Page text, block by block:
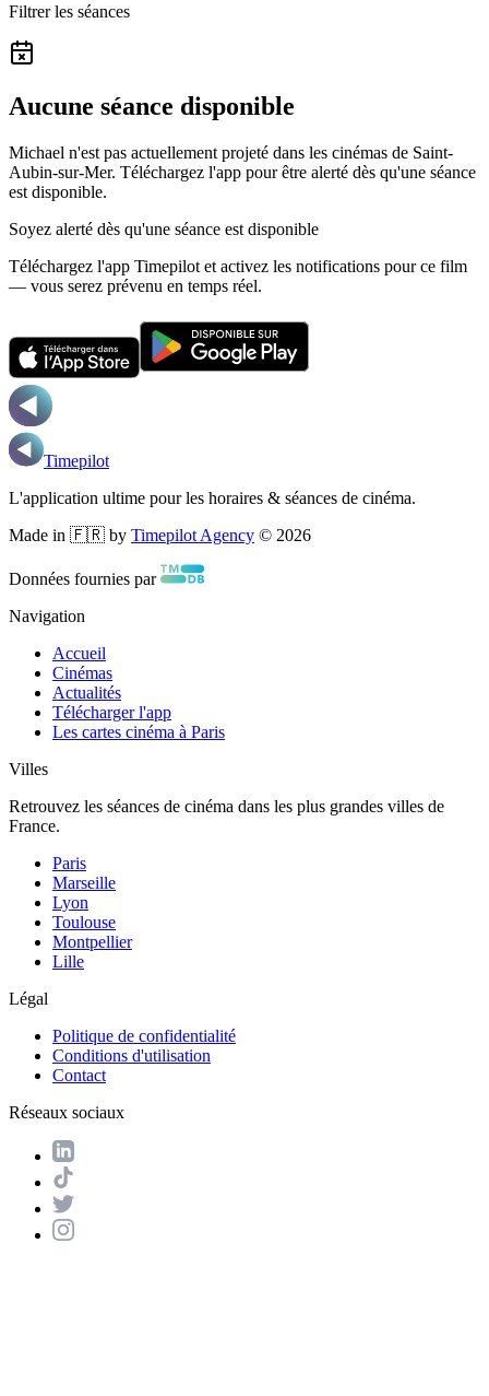
Filtrer les séances
Aucune séance disponible
Michael n'est pas actuellement projeté dans les cinémas de Saint-
Aubin-sur-Mer. Téléchargez l'app pour être alerté dès qu'une séance
est disponible.
Soyez alerté dès qu'une séance est disponible
Téléchargez l'app Timepilot et activez les notifications pour ce film
— vous serez prévenu en temps réel.
Timepilot
L'application ultime pour les horaires & séances de cinéma.
Made in 🇫🇷 by Timepilot Agency © 2026
Données fournies par
Navigation
Accueil
Cinémas
Actualités
Télécharger l'app
Les cartes cinéma à Paris
Villes
Retrouvez les séances de cinéma dans les plus grandes villes de
France.
Paris
Marseille
Lyon
Toulouse
Montpellier
Lille
Légal
Politique de confidentialité
Conditions d'utilisation
Contact
Réseaux sociaux